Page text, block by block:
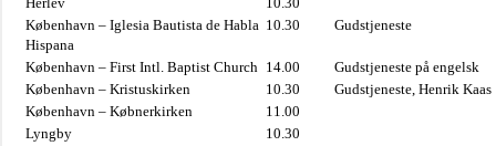
København – Iglesia Bautista de Habla
Hispana
10.30 Gudstjeneste
København – First Intl. Baptist Church 14.00
Gudstjeneste på engelsk
København – Kristuskirken
10.30
Gudstjeneste, Henrik Kaas
København – Købnerkirken
11.00
Lyngby
10.30